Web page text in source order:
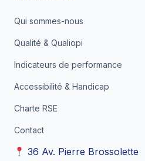
Qui sommes-nous
Qualité & Qualiopi
Indicateurs de performance
Accessibilité & Handicap
Charte RSE
Contact
36 Av. Pierre Brossolette